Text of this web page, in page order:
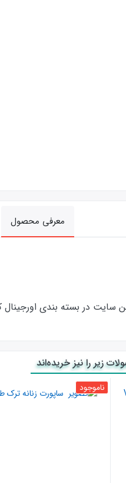
معرفی محصول
سایت در بسته بندی اورجینال
زیر را نیز خریده‌اند
ناموجود